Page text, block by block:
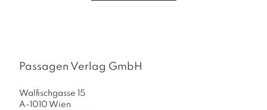
Passagen Verlag GmbH
Walfischgasse 15
A-1010 Wien